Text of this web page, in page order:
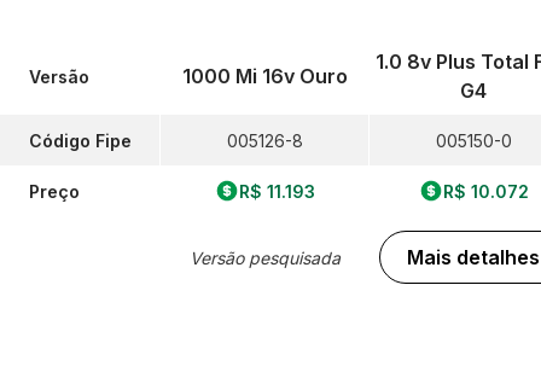
Versão
Código Fipe
Preço
1000 Mi 16v Ouro
005126-8
R$ 11.193
Versão pesquisada
1.0 8v Plus Total
G4
005150-0
R$ 10.072
Mais detalhes